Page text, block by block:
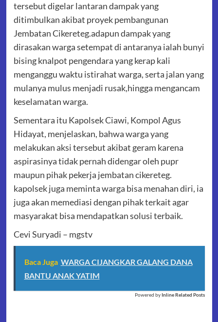
tersebut digelar lantaran dampak yang
ditimbulkan akibat proyek pembangunan
Jembatan Cikereteg.adapun dampak yang
dirasakan warga setempat di antaranya ialah bunyi
bising knalpot pengendara yang kerap kali
menganggu waktu istirahat warga, serta jalan yang
mulanya mulus menjadi rusak,hingga mengancam
keselamatan warga.
Sementara itu Kapolsek Ciawi, Kompol Agus
Hidayat, menjelaskan, bahwa warga yang
melakukan aksi tersebut akibat geram karena
aspirasinya tidak pernah didengar oleh pupr
maupun pihak pekerja jembatan cikereteg.
kapolsek juga meminta warga bisa menahan diri, ia
juga akan memediasi dengan pihak terkait agar
masyarakat bisa mendapatkan solusi terbaik.
Cevi Suryadi – mgstv
Baca Juga WARGA CIJANGKAR GALANG DANA
BANTU ANAK YATIM
Powered by Inline Related Posts